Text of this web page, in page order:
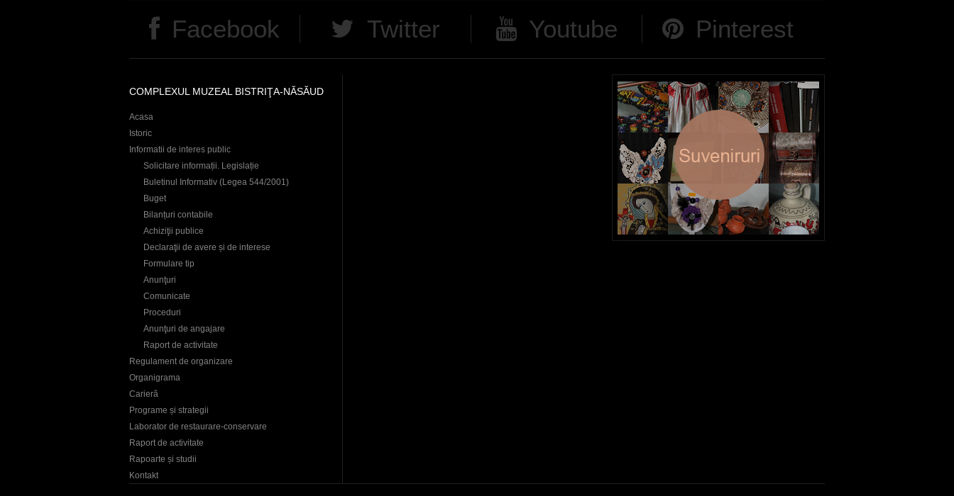
Facebook Twitter Youtube Pinterest
COMPLEXUL MUZEAL BISTRIŢA-NĂSĂUD
Acasa
Istoric
Informatii de interes public
Solicitare informații. Legislație
Buletinul Informativ (Legea 544/2001)
Buget
Bilanțuri contabile
Achiziţii publice
Declaraţii de avere și de interese
Formulare tip
Anunţuri
Comunicate
Proceduri
Anunţuri de angajare
Raport de activitate
Regulament de organizare
Organigrama
Carieră
Programe și strategii
Laborator de restaurare-conservare
Raport de activitate
Rapoarte și studii
Kontakt